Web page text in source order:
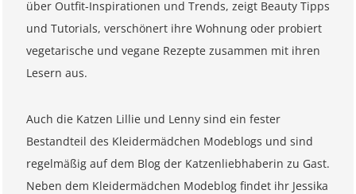
über Outfit-Inspirationen und Trends, zeigt Beauty Tipps
und Tutorials, verschönert ihre Wohnung oder probiert
vegetarische und vegane Rezepte zusammen mit ihren
Lesern aus.
Auch die Katzen Lillie und Lenny sind ein fester
Bestandteil des Kleidermädchen Modeblogs und sind
regelmäßig auf dem Blog der Katzenliebhaberin zu Gast.
Neben dem Kleidermädchen Modeblog findet ihr Jessika